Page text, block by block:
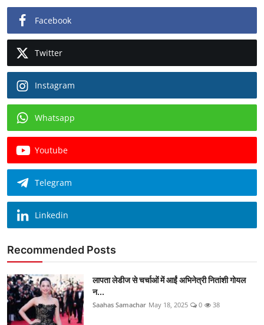
Facebook
Twitter
Instagram
Whatsapp
Youtube
Telegram
Linkedin
Recommended Posts
लापता लेडीज से चर्चाओं में आईं अभिनेत्री नितांशी गोयल
न...
Saahas Samachar May 18, 2025 0 38